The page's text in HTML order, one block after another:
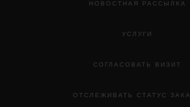
НОВОСТНАЯ РАССЫЛКА
УСЛУГИ
СОГЛАСОВАТЬ ВИЗИТ
ОТСЛЕЖИВАТЬ СТАТУС